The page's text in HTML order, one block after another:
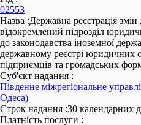
02553
Назва :Державна реєстрація
відокремлений підрозділ
до законодавства іноземної
державному реєстрі юридичних
підприємців та громадських
Суб'єкт надання :
Південне міжрегіональне
Одеса)
Строк надання :30 календарних
Платність послуги :